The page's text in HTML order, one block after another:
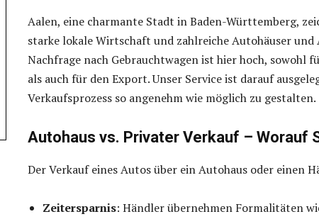
Aalen, eine charmante Stadt in Baden-Württemberg,
starke lokale Wirtschaft und zahlreiche Autohäuser und
Nachfrage nach Gebrauchtwagen ist hier hoch, sowohl
als auch für den Export. Unser Service ist darauf
Verkaufsprozess so angenehm wie möglich zu gestalten.
Autohaus vs. Privater Verkauf – Worauf
Der Verkauf eines Autos über ein Autohaus oder einen
Zeitersparnis: Händler übernehmen Formalitäten